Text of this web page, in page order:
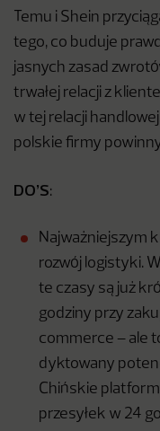
Temu i Shein
tego, co buduje
jasnych zasad
trwałej relacji z
w tej relacji
polskie firmy
DO’S:
Najważniejszym
rozwój logistyki.
te czasy są już
godziny przy
commerce – ale
dyktowany
Chińskie
przesyłek w 24